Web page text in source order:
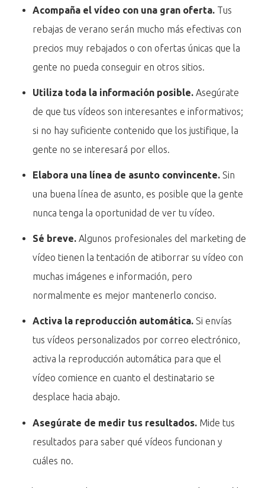
Acompaña el vídeo con una gran oferta. Tus
rebajas de verano serán mucho más efectivas con
precios muy rebajados o con ofertas únicas que la
gente no pueda conseguir en otros sitios.
Utiliza toda la información posible. Asegúrate
de que tus vídeos son interesantes e informativos;
si no hay suficiente contenido que los justifique, la
gente no se interesará por ellos.
Elabora una línea de asunto convincente. Sin
una buena línea de asunto, es posible que la gente
nunca tenga la oportunidad de ver tu vídeo.
Sé breve.Algunos profesionales del marketing de
vídeo tienen la tentación de atiborrar su vídeo con
muchas imágenes e información, pero
normalmente es mejor mantenerlo conciso.
Activa la reproducción automática.Si envías
tus vídeos personalizados por correo electrónico,
activa la reproducción automática para que el
vídeo comience en cuanto el destinatario se
desplace hacia abajo.
Asegúrate de medir tus resultados. Mide tus
resultados para saber qué vídeos funcionan y
cuáles no.